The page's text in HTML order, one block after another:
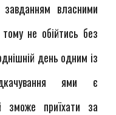
власними
не обійтись без
день одним із
ями є
зможе приїхати за